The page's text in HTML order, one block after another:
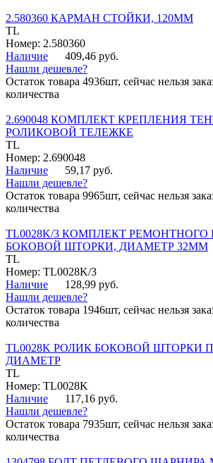
2.580360 КАРМАН СТОЙКИ, 120ММ
TL
Номер: 2.580360
Наличие
409,46 руб.
Нашли дешевле?
Остаток товара 4936шт, сейчас нельзя
количества
2.690048 КОМПЛЕКТ КРЕПЛЕНИЯ
РОЛИКОВОЙ ТЕЛЕЖКЕ
TL
Номер: 2.690048
Наличие
59,17 руб.
Нашли дешевле?
Остаток товара 9965шт, сейчас нельзя
количества
TL0028K/3 КОМПЛЕКТ
БОКОВОЙ ШТОРКИ, ДИАМЕТР 32ММ
TL
Номер: TL0028K/3
Наличие
128,99 руб.
Нашли дешевле?
Остаток товара 1946шт, сейчас нельзя
количества
TL0028K РОЛИК БОКОВОЙ ШТОРКИ
ДИАМЕТР
TL
Номер: TL0028K
Наличие
117,16 руб.
Нашли дешевле?
Остаток товара 7935шт, сейчас нельзя
количества